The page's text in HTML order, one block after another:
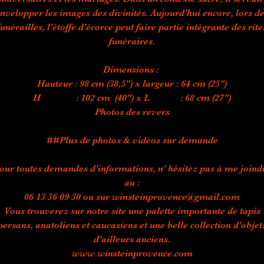
les images des divinités. Aujourd'hui encore, lors
l'étoffe d'écorce peut faire partie intégrante des
funéraires.
Dimensions :
Hauteur : 98 cm (38,5") x largeur : 64 cm (25")
H : 102 cm (40") x L : 68 cm (27")
Photos des revers
##Plus de photos & vidéos sur demande
toutes demandes d'informations, n' hésitez pas à me
au :
06 13 36 09 30 ou sur winsteinprovence@gmail.com
Vous trouverez sur notre site une palette importante de tapis
anatoliens et caucasiens et une belle collection
d'ailleurs anciens.
www.winsteinprovence.com